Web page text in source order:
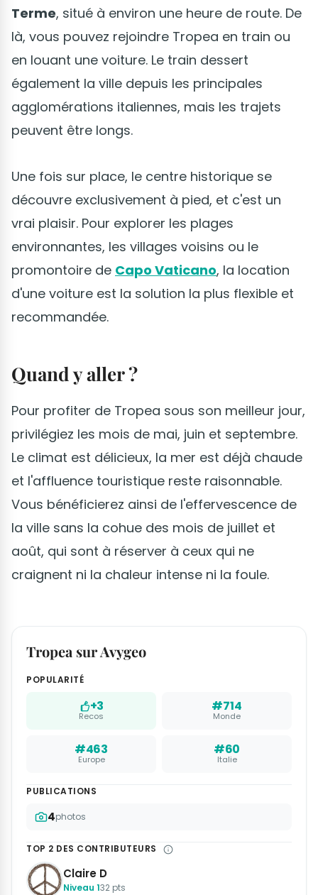
Terme, situé à environ une heure de route. De
là, vous pouvez rejoindre Tropea en train ou
en louant une voiture. Le train dessert
également la ville depuis les principales
agglomérations italiennes, mais les trajets
peuvent être longs.
Une fois sur place, le centre historique se
découvre exclusivement à pied, et c'est un
vrai plaisir. Pour explorer les plages
environnantes, les villages voisins ou le
promontoire de Capo Vaticano, la location
d'une voiture est la solution la plus flexible et
recommandée.
Quand y aller ?
Pour profiter de Tropea sous son meilleur jour,
privilégiez les mois de mai, juin et septembre.
Le climat est délicieux, la mer est déjà chaude
et l'affluence touristique reste raisonnable.
Vous bénéficierez ainsi de l'effervescence de
la ville sans la cohue des mois de juillet et
août, qui sont à réserver à ceux qui ne
craignent ni la chaleur intense ni la foule.
Tropea sur Avygeo
POPULARITÉ
+3
Recos
#714
Monde
#463
Europe
#60
Italie
PUBLICATIONS
4photos
TOP 2 DES CONTRIBUTEURS
Claire D
Niveau 132 pts